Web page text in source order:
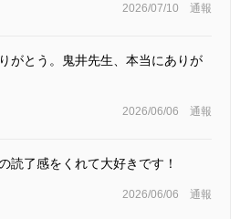
2026/07/10 通報
がとう。鬼井先生、本当にありが
2026/06/06 通報
読了感をくれて大好きです！
2026/06/06 通報